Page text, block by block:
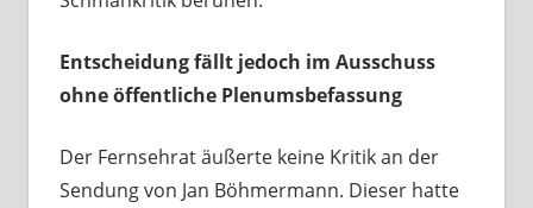
Entscheidung fällt jedoch im Ausschuss
ohne öffentliche Plenumsbefassung
Der Fernsehrat äußerte keine Kritik an der
Sendung von Jan Böhmermann. Dieser hatte